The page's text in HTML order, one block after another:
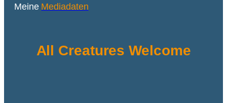
Meine Mediadaten
All Creatures Welcome